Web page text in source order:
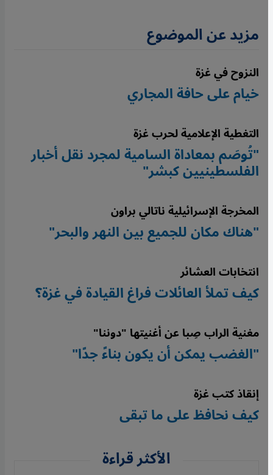
مزيد عن الموضوع
النزوح في غزة
خيام على حافة المجاري
التغطية الإعلامية لحرب غزة
"تُوصَم بمعاداة السامية لمجرد نقل أخبار
الفلسطينيين كبشر"
المخرجة الإسرائيلية ناتالي براون
"هناك مكان للجميع بين النهر والبحر"
انتخابات العشائر
كيف تملأ العائلات فراغ القيادة في غزة؟
مغنية الراب صِبا عن أغنيتها "دوننا"
"الغضب يمكن أن يكون بناءً جدًا"
إنقاذ كتب غزة
كيف نحافظ على ما تبقى
الأكثر قراءة